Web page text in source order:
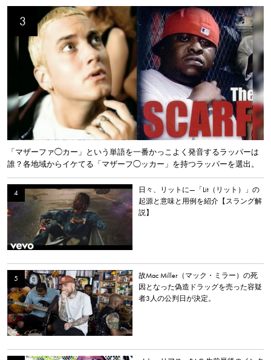
「マザーファ◯カー」という単語を一番かっこよく発音するラッパーは
誰？各地域からイケてる「マザーフ◯ッカー」を持つラッパーを選出。
日々、リットに—「Lit（リット）」の
起源と意味と用例を紹介【スラング解
説】
故Mac Miller（マック・ミラー）の死
因となった偽造ドラッグを売った容疑
者3人の公判日が決定。